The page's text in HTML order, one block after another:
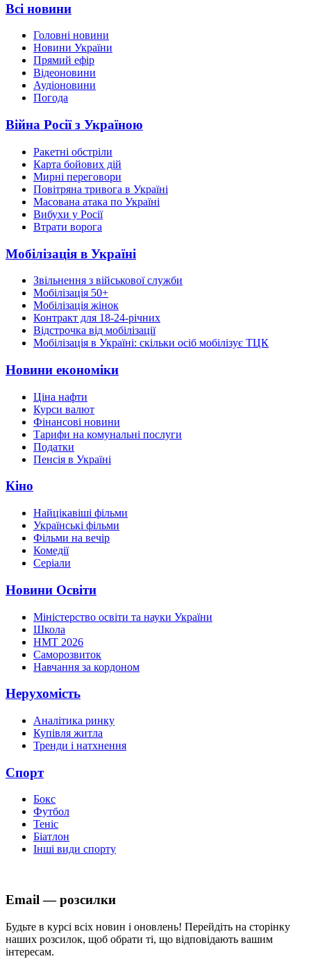
Всі новини
Головні новини
Новини України
Прямий ефір
Відеоновини
Аудіоновини
Погода
Війна Росії з Україною
Ракетні обстріли
Карта бойових дій
Мирні переговори
Повітряна тривога в Україні
Масована атака по Україні
Вибухи у Росії
Втрати ворога
Мобілізація в Україні
Звільнення з військової служби
Мобілізація 50+
Мобілізація жінок
Контракт для 18-24-річних
Відстрочка від мобілізації
Мобілізація в Україні: скільки осіб мобілізує ТЦК
Новини економіки
Ціна нафти
Курси валют
Фінансові новини
Тарифи на комунальні послуги
Податки
Пенсія в Україні
Кіно
Найцікавіші фільми
Українські фільми
Фільми на вечір
Комедії
Серіали
Новини Освіти
Міністерство освіти та науки України
Школа
НМТ 2026
Саморозвиток
Навчання за кордоном
Нерухомість
Аналітика ринку
Купівля житла
Тренди і натхнення
Спорт
Бокс
Футбол
Теніс
Біатлон
Інші види спорту
Email — розсилки
Будьте в курсі всіх новин і оновлень! Перейдіть на сторінку
наших розсилок, щоб обрати ті, що відповідають вашим
інтересам.